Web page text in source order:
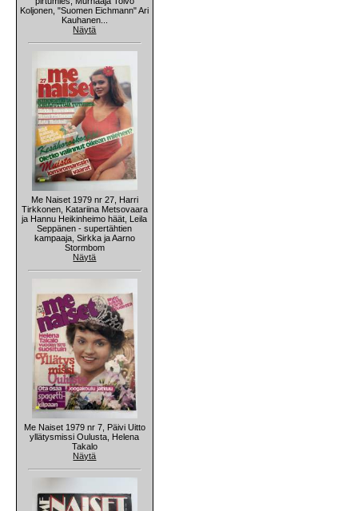
Koljonen, "Suomen Eichmann" Ari
Kauhanen...
Näytä
Me Naiset 1979 nr 27, Harri
Tirkkonen, Katariina Metsovaara
ja Hannu Heikinheimo häät, Leila
Seppänen - supertähtien
kampaaja, Sirkka ja Aarno
Stormbom
Näytä
Me Naiset 1979 nr 7, Päivi Uitto
yllätysmissi Oulusta, Helena
Takalo
Näytä